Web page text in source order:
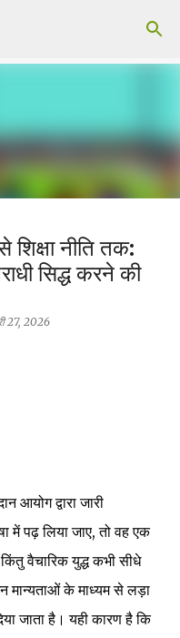
जाएं
धर्म और कर्तव्य—तीनों का
बनने की
शिक्षा नीति तक:
सिद्ध करने की
27, 2026
आयोग द्वारा जारी
में पढ़ लिया जाए, तो वह एक
वैचारिक युद्ध कभी सीधे
मान्यताओं के माध्यम से लड़ा
जाता है। यही कारण है कि